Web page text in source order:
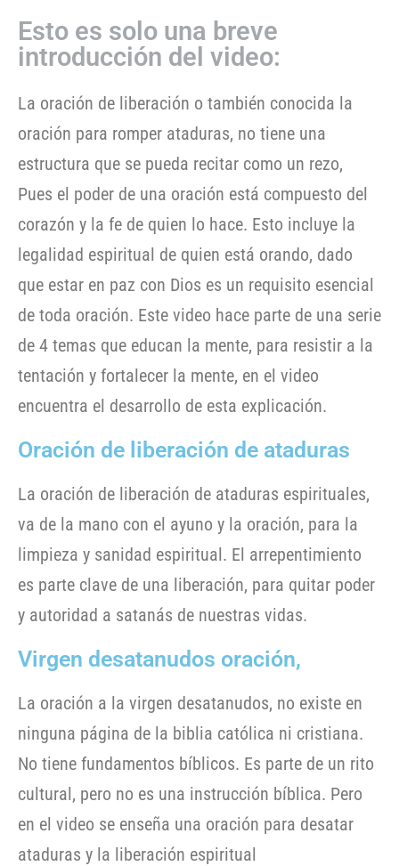
Esto es solo una breve
introducción del video:
La oración de liberación o también conocida la
oración para romper ataduras, no tiene una
estructura que se pueda recitar como un rezo,
Pues el poder de una oración está compuesto del
corazón y la fe de quien lo hace. Esto incluye la
legalidad espiritual de quien está orando, dado
que estar en paz con Dios es un requisito esencial
de toda oración. Este video hace parte de una serie
de 4 temas que educan la mente, para resistir a la
tentación y fortalecer la mente, en el video
encuentra el desarrollo de esta explicación.
Oración de liberación de ataduras
La oración de liberación de ataduras espirituales,
va de la mano con el ayuno y la oración, para la
limpieza y sanidad espiritual. El arrepentimiento
es parte clave de una liberación, para quitar poder
y autoridad a satanás de nuestras vidas.
Virgen desatanudos oración,
La oración a la virgen desatanudos, no existe en
ninguna página de la biblia católica ni cristiana.
No tiene fundamentos bíblicos. Es parte de un rito
cultural, pero no es una instrucción bíblica. Pero
en el video se enseña una oración para desatar
ataduras y la liberación espiritual